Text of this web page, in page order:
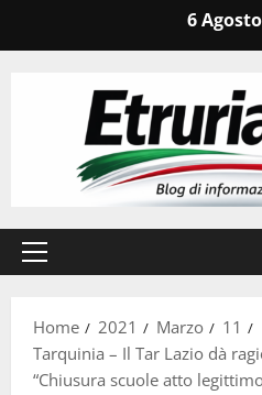
6
Menu
Home
2021 Marzo
11
Tarquinia – Il Tar Lazio dà
“Chiusura scuole atto